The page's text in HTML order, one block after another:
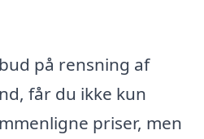
på rensning af
får du ikke kun
priser, men